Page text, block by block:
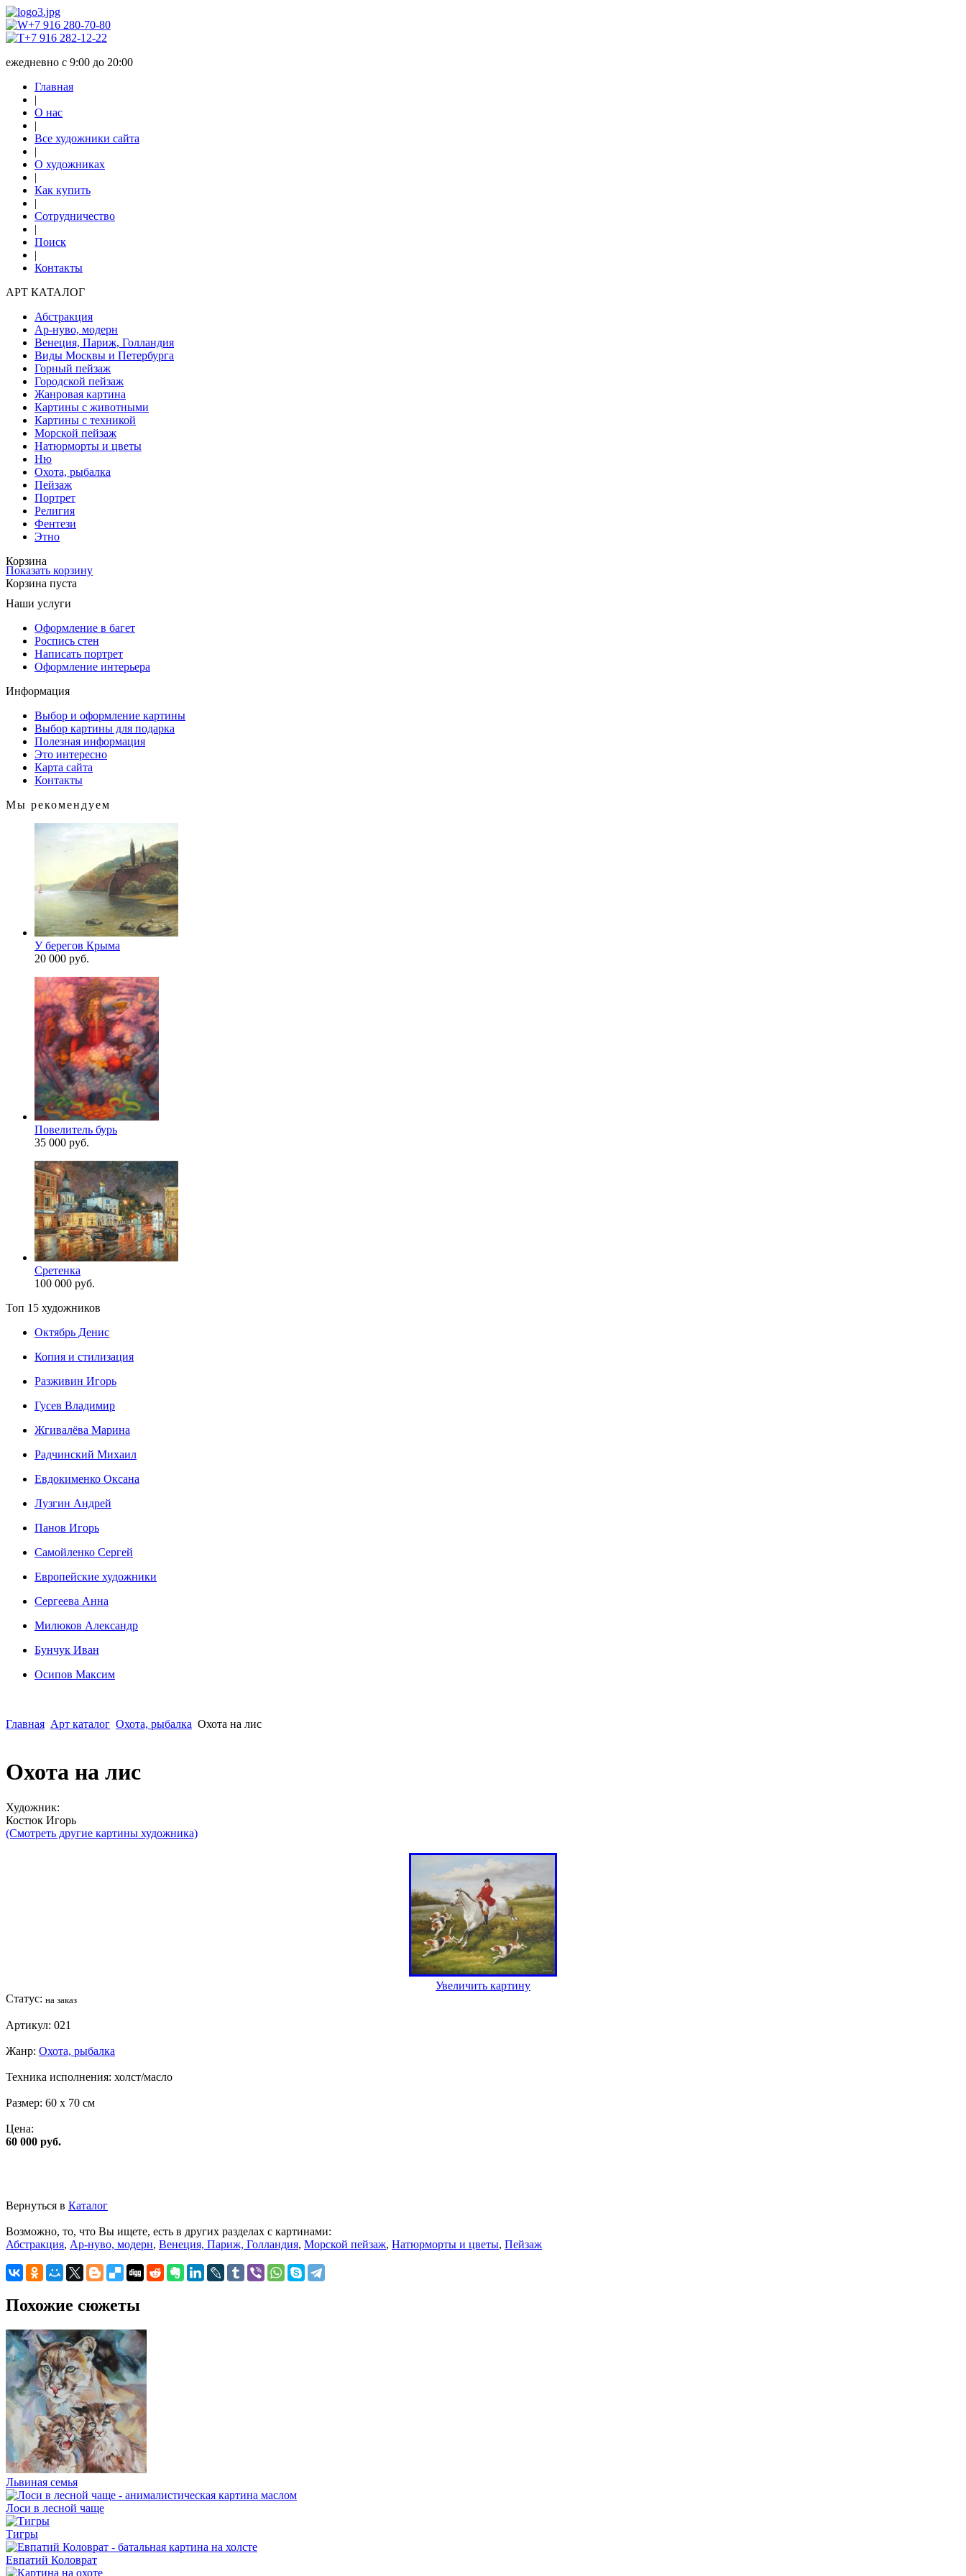
+7 916 280-70-80
+7 916 282-12-22
ежедневно с 9:00 до 20:00
Главная
|
О нас
|
Все художники сайта
|
О художниках
|
Как купить
|
Сотрудничество
|
Поиск
|
Контакты
АРТ КАТАЛОГ
Абстракция
Ар-нуво, модерн
Венеция, Париж, Голландия
Виды Москвы и Петербурга
Горный пейзаж
Городской пейзаж
Жанровая картина
Картины с животными
Картины с техникой
Морской пейзаж
Натюрморты и цветы
Ню
Охота, рыбалка
Пейзаж
Портрет
Религия
Фентези
Этно
Корзина
Показать корзину
Корзина пуста
Наши услуги
Оформление в багет
Роспись стен
Написать портрет
Оформление интерьера
Информация
Выбор и оформление картины
Выбор картины для подарка
Полезная информация
Это интересно
Карта сайта
Контакты
Мы рекомендуем
У берегов Крыма
20 000 руб.
Повелитель бурь
35 000 руб.
Сретенка
100 000 руб.
Топ 15 художников
Октябрь Денис
Копия и стилизация
Разживин Игорь
Гусев Владимир
Жгивалёва Марина
Радчинский Михаил
Евдокименко Оксана
Лузгин Андрей
Панов Игорь
Сaмoйленко Сергей
Европейские художники
Сергеева Анна
Милюков Александр
Бунчук Иван
Осипoв Максим
Главная Арт каталог Охота, рыбалка Охота на лис
Охота на лис
Художник:
Костюк Игорь
(Смотреть другие картины художника)
Увеличить картину
Статус: на заказ
Артикул: 021
Жанр: Охота, рыбалка
Техника исполнения: холст/масло
Размер: 60 x 70 см
Цена:
60 000 руб.
Вернуться в Каталог
Возможно, то, что Вы ищете, есть в других разделах с картинами:
Абстракция, Ар-нуво, модерн, Венеция, Париж, Голландия, Морской пейзаж, Натюрморты и цветы, Пейзаж
Похожие сюжеты
Львиная семья
Лоси в лесной чаще
Тигры
Евпатий Коловрат